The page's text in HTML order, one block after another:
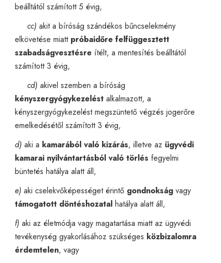
beálltától számított 5 évig,
cc) akit a bíróság szándékos bűncselekmény
elkövetése miatt próbaidőre felfüggesztett
szabadságvesztésre ítélt, a mentesítés beálltától
számított 3 évig,
cd) akivel szemben a bíróság
kényszergyógykezelést alkalmazott, a
kényszergyógykezelést megszüntető végzés jogerőre
emelkedésétől számított 3 évig,
d) aki a kamarából való kizárás, illetve az ügyvédi
kamarai nyilvántartásból való törlés fegyelmi
büntetés hatálya alatt áll,
e) aki cselekvőképességet érintő gondnokság vagy
támogatott döntéshozatal hatálya alatt áll,
f) aki az életmódja vagy magatartása miatt az ügyvédi
tevékenység gyakorlásához szükséges közbizalomra
érdemtelen, vagy